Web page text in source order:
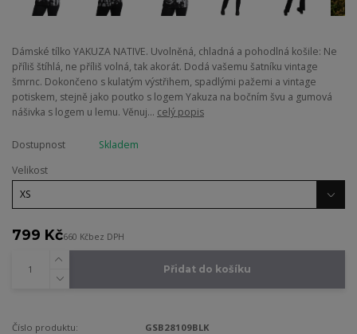
Dámské tílko YAKUZA NATIVE. Uvolněná, chladná a pohodlná košile: Ne
příliš štíhlá, ne příliš volná, tak akorát. Dodá vašemu šatníku vintage
šmrnc. Dokončeno s kulatým výstřihem, spadlými pažemi a vintage
potiskem, stejně jako poutko s logem Yakuza na bočním švu a gumová
nášivka s logem u lemu. Věnuj... celý popis
Dostupnost
Skladem
Velikost
799 Kč660 Kčbez DPH
Přidat do košíku
Číslo produktu:
GSB28109BLK